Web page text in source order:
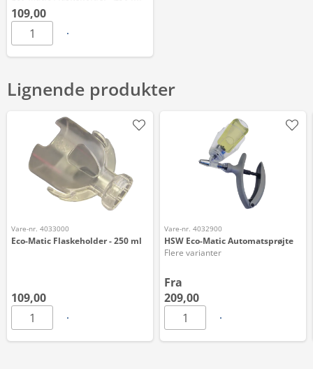
109,00
Lignende produkter
Vare-nr. 4033000
Eco-Matic Flaskeholder - 250 ml
109,00
Vare-nr. 4032900
HSW Eco-Matic Automatsprøjte
Flere varianter
Fra
209,00